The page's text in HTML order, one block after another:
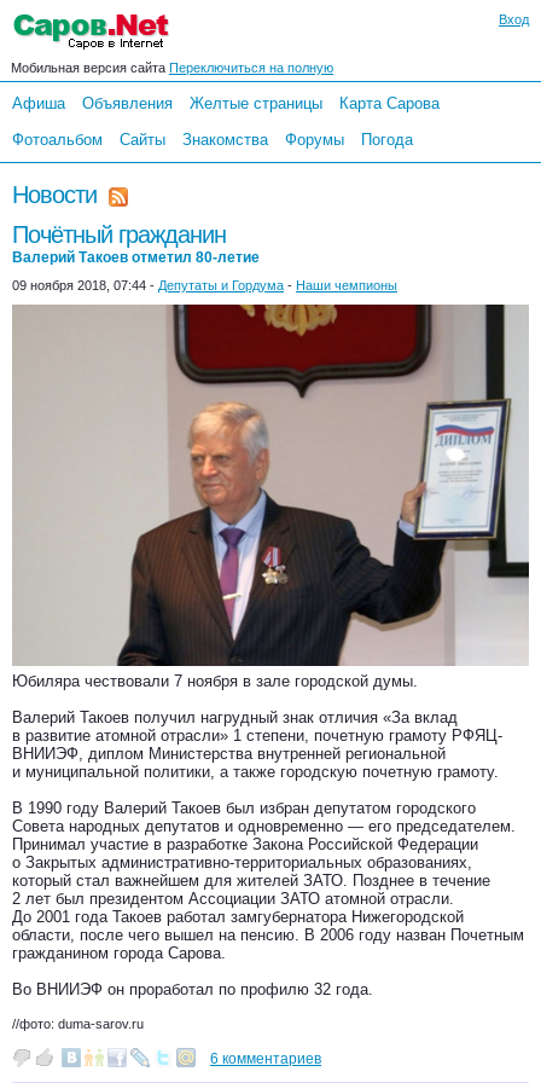
Вход
Мобильная версия сайта Переключиться на полную
Афиша Объявления Желтые страницы
Карта Сарова
Фотоальбом
Сайты Знакомства Форумы Погода
Новости
Почётный гражданин
Валерий Такоев отметил 80-летие
09 ноября 2018, 07:44 - Депутаты и Гордума - Наши чемпионы
Юбиляра чествовали 7 ноября в зале городской думы.
Валерий Такоев получил нагрудный знак отличия «За вклад
в развитие атомной отрасли» 1 степени, почетную грамоту РФЯЦ-
ВНИИЭФ, диплом Министерства внутренней региональной
и муниципальной политики, а также городскую почетную грамоту.
В 1990 году Валерий Такоев был избран депутатом городского
Совета народных депутатов и одновременно — его председателем.
Принимал участие в разработке Закона Российской Федерации
о Закрытых административно-территориальных образованиях,
который стал важнейшем для жителей ЗАТО. Позднее в течение
2 лет был президентом Ассоциации ЗАТО атомной отрасли.
До 2001 года Такоев работал замгубернатора Нижегородской
области, после чего вышел на пенсию. В 2006 году назван Почетным
гражданином города Сарова.
Во ВНИИЭФ он проработал по профилю 32 года.
//фото: duma-sarov.ru
6 комментариев